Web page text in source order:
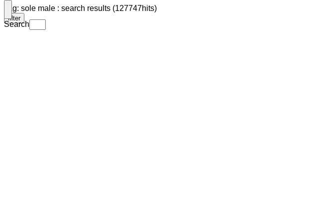
Search
Tag: sole male : search results (127747hits)
filter